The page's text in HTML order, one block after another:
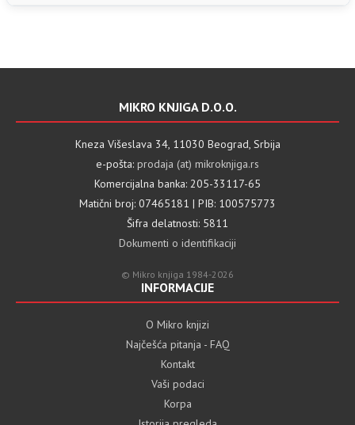
MIKRO KNJIGA D.O.O.
Kneza Višeslava 34, 11030 Beograd, Srbija
e-pošta: prodaja (at) mikroknjiga.rs
Komercijalna banka: 205-33117-65
Matični broj: 07465181 | PIB: 100575773
Šifra delatnosti: 5811
Dokumenti o identifikaciji
© Mikro knjiga 1984-2026
INFORMACIJE
O Mikro knjizi
Najčešća pitanja - FAQ
Kontakt
Vaši podaci
Korpa